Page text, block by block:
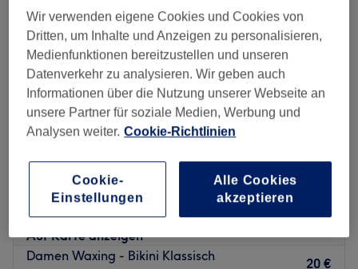
Freitag
10:00– 20:00
Samstag
10:00–20:00
Sonntag
Geschlossen
Cocoon-Wellness & Beauty ist eine renommierte
Massagepraxis, die sich in der pulsierenden Stadt
Stuttgart befindet. Der Ort ist ein Zufluchtsort für alle, die
entdecken möchten.
Nächste öffentliche Verkehrsmittel:
Die Haltestelle Rosenberg-/Seidenstraße ist in wenigen
Gehminuten erreichbar.
Das Team:
Schönheitswerk bei Lena GmbH
81 Bewertungen
zu weiteren Stadtteilen, Stuttgart
Auf Karte anzeigen
Damen Waxing - Bikini Klassisch
20 €
Wir verwenden eigene Cookies und Cookies von
Dritten, um Inhalte und Anzeigen zu personalisieren,
Medienfunktionen bereitzustellen und unseren
Datenverkehr zu analysieren. Wir geben auch
Informationen über die Nutzung unserer Webseite an
unsere Partner für soziale Medien, Werbung und
Analysen weiter. Cookie-Richtlinien
Cookie-
Einstellungen
Alle Cookies
akzeptieren